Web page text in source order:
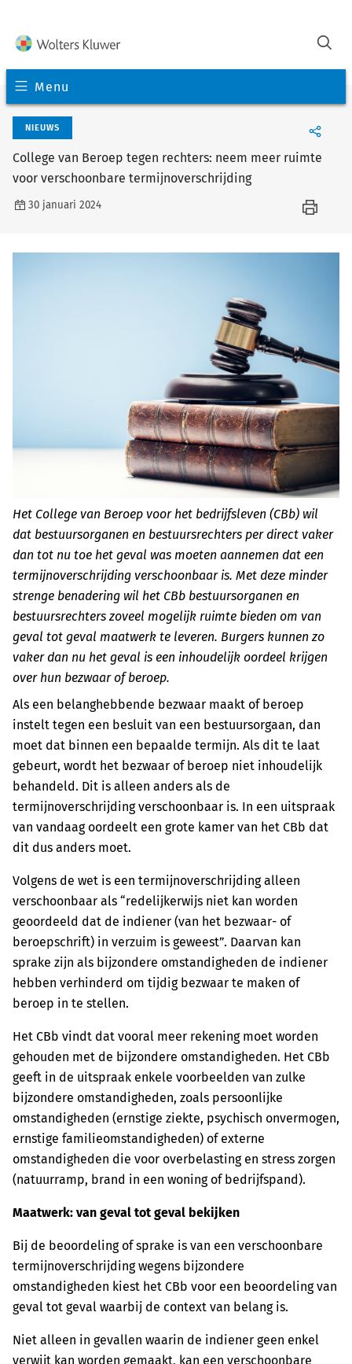
Menu
NIEUWS
College van Beroep tegen rechters: neem meer ruimte
voor verschoonbare termijnoverschrijding
30 januari 2024
Het College van Beroep voor het bedrijfsleven (CBb) wil
dat bestuursorganen en bestuursrechters per direct vaker
dan tot nu toe het geval was moeten aannemen dat een
termijnoverschrijding verschoonbaar is. Met deze minder
strenge benadering wil het CBb bestuursorganen en
bestuursrechters zoveel mogelijk ruimte bieden om van
geval tot geval maatwerk te leveren. Burgers kunnen zo
vaker dan nu het geval is een inhoudelijk oordeel krijgen
over hun bezwaar of beroep.
Als een belanghebbende bezwaar maakt of beroep
instelt tegen een besluit van een bestuursorgaan, dan
moet dat binnen een bepaalde termijn. Als dit te laat
gebeurt, wordt het bezwaar of beroep niet inhoudelijk
behandeld. Dit is alleen anders als de
termijnoverschrijding verschoonbaar is. In een uitspraak
van vandaag oordeelt een grote kamer van het CBb dat
dit dus anders moet.
Volgens de wet is een termijnoverschrijding alleen
verschoonbaar als “redelijkerwijs niet kan worden
geoordeeld dat de indiener (van het bezwaar- of
beroepschrift) in verzuim is geweest”. Daarvan kan
sprake zijn als bijzondere omstandigheden de indiener
hebben verhinderd om tijdig bezwaar te maken of
beroep in te stellen.
Het CBb vindt dat vooral meer rekening moet worden
gehouden met de bijzondere omstandigheden. Het CBb
geeft in de uitspraak enkele voorbeelden van zulke
bijzondere omstandigheden, zoals persoonlijke
omstandigheden (ernstige ziekte, psychisch onvermogen,
ernstige familieomstandigheden) of externe
omstandigheden die voor overbelasting en stress zorgen
(natuurramp, brand in een woning of bedrijfspand).
Maatwerk: van geval tot geval bekijken
Bij de beoordeling of sprake is van een verschoonbare
termijnoverschrijding wegens bijzondere
omstandigheden kiest het CBb voor een beoordeling van
geval tot geval waarbij de context van belang is.
Niet alleen in gevallen waarin de indiener geen enkel
verwijt kan worden gemaakt, kan een verschoonbare